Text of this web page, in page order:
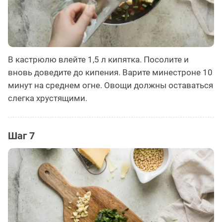
В кастрюлю влейте 1,5 л кипятка. Посолите и
вновь доведите до кипения. Варите минестроне 10
минут на среднем огне. Овощи должны оставаться
слегка хрустящими.
Шаг 7